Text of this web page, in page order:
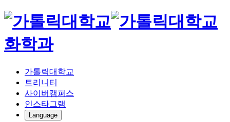
화학과
가톨릭대학교
트리니티
사이버캠퍼스
인스타그램
Language